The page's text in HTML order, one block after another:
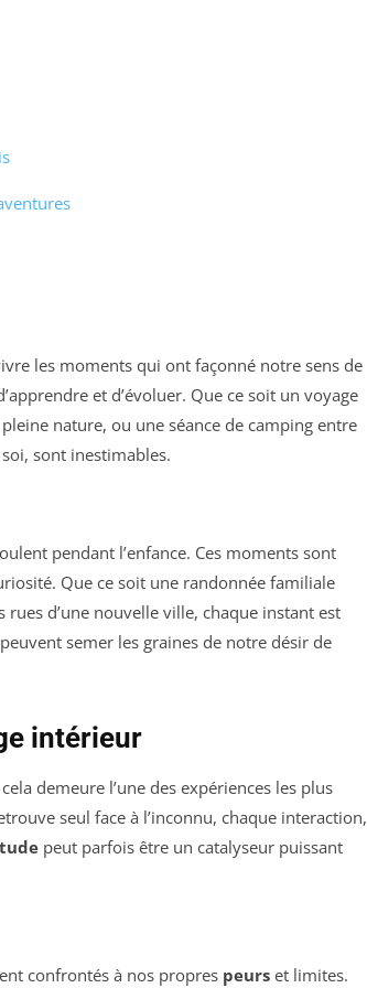
les moments qui ont façonné notre sens de
et d’évoluer. Que ce soit un voyage
nature, ou une séance de camping entre
sont inestimables.
pendant l’enfance. Ces moments sont
Que ce soit une randonnée familiale
d’une nouvelle ville, chaque instant est
semer les graines de notre désir de
intérieur
demeure l’une des expériences les plus
seul face à l’inconnu, chaque interaction,
peut parfois être un catalyseur puissant
confrontés à nos propres peurs et limites.